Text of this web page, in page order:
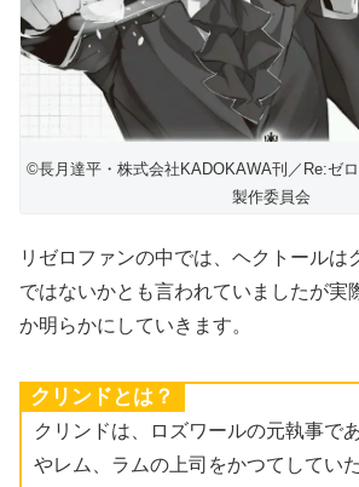
©長月達平・株式会社KADOKAWA刊／Re:ゼ
製作委員会
リゼロファンの中では、ヘクトールは
ではないかとも言われていましたが実
か明らかにしていきます。
クリンドとは？
クリンドは、ロズワールの元執事で
やレム、ラムの上司をかつてしてい